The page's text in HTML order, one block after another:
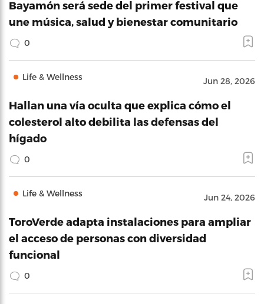
Bayamón será sede del primer festival que
une música, salud y bienestar comunitario
0
Life & Wellness Jun 28, 2026
Hallan una vía oculta que explica cómo el
colesterol alto debilita las defensas del
hígado
0
Life & Wellness Jun 24, 2026
ToroVerde adapta instalaciones para ampliar
el acceso de personas con diversidad
funcional
0